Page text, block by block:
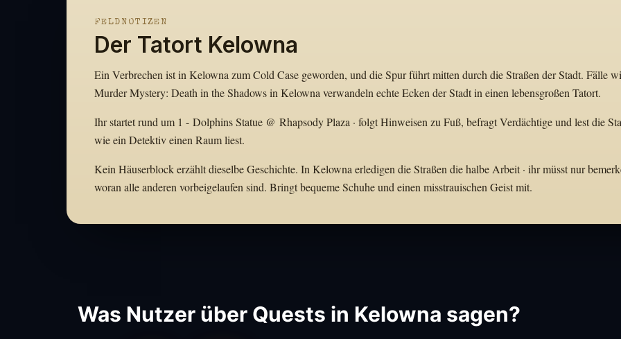
FELDNOTIZEN
Der Tatort Kelowna
Ein Verbrechen ist in Kelowna zum Cold Case geworden, und die Spur führt mitten durch die Straßen der Stadt. Fälle
Murder Mystery: Death in the Shadows in Kelowna verwandeln echte Ecken der Stadt in einen lebensgroßen Tatort.
Ihr startet rund um 1 - Dolphins Statue @ Rhapsody Plaza · folgt Hinweisen zu Fuß, befragt Verdächtige und lest die
wie ein Detektiv einen Raum liest.
Kein Häuserblock erzählt dieselbe Geschichte. In Kelowna erledigen die Straßen die halbe Arbeit · ihr müsst nur
woran alle anderen vorbeigelaufen sind. Bringt bequeme Schuhe und einen misstrauischen Geist mit.
Was Nutzer über Quests in Kelowna sagen?